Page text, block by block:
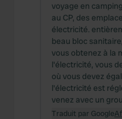
voyage en
au CP, des
électricité.
beau bloc
vous obtenez à la
l'électricité, vous
où vous devez
l'électricité est
venez avec un
Traduit par Google